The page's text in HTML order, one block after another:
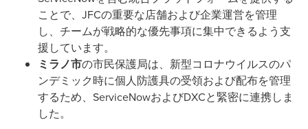
ことで、 JFCの重要な店舗および企業運営を管理
し、チームが戦略的な優先事項に集中できるよう支
援しています。
ミラノ市の市民保護局は、新型コロナウイルスのパ
ンデミック時に個人防護具の受領および配布を管理
するため、 ServiceNowおよびDXCと緊密に連携しま
した。